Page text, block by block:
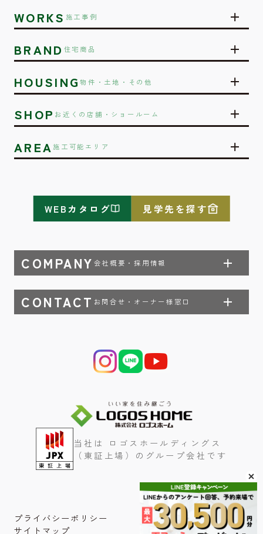
WORKS 施工事例
BRAND 住宅商品
HOUSING物件・土地・その他
SHOP お近くの店舗・ショールーム
AREA施工可能エリア
COMPANY 会社概要・採用情報
CONTACT お問合せ・オーナー様窓口
WEBカタログ 見学先を探す
当社は ロゴスホールディングス
（東証上場）のグループ会社です
プライバシーポリシー
サイトマップ